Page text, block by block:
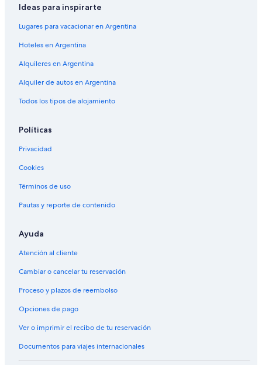
Ideas para inspirarte
Lugares para vacacionar en Argentina
Hoteles en Argentina
Alquileres en Argentina
Alquiler de autos en Argentina
Todos los tipos de alojamiento
Políticas
Privacidad
Cookies
Términos de uso
Pautas y reporte de contenido
Ayuda
Atención al cliente
Cambiar o cancelar tu reservación
Proceso y plazos de reembolso
Opciones de pago
Ver o imprimir el recibo de tu reservación
Documentos para viajes internacionales